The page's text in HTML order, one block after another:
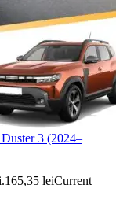
3 (2024–
165,35 leiCurrent